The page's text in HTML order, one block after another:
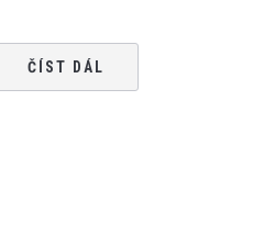
ČÍST DÁL